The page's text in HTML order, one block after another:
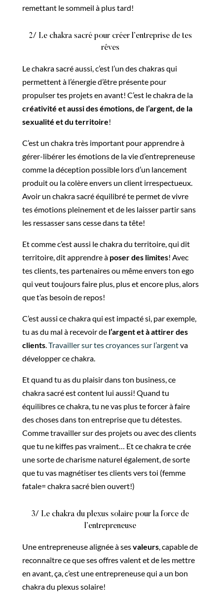
remettant le sommeil à plus tard!
2/ Le chakra sacré pour créer l’entreprise de tes
rêves
Le chakra sacré aussi, c’est l’un des chakras qui
permettent à l’énergie d’être présente pour
propulser tes projets en avant! C’est le chakra de la
créativité et aussi des émotions, de l’argent, de la
sexualité et du territoire!
C’est un chakra très important pour apprendre à
gérer-libérer les émotions de la vie d’entrepreneuse
comme la déception possible lors d’un lancement
produit ou la colère envers un client irrespectueux.
Avoir un chakra sacré équilibré te permet de vivre
tes émotions pleinement et de les laisser partir sans
les ressasser sans cesse dans ta tête!
Et comme c’est aussi le chakra du territoire, qui dit
territoire, dit apprendre à poser des limites! Avec
tes clients, tes partenaires ou même envers ton ego
qui veut toujours faire plus, plus et encore plus, alors
que t’as besoin de repos!
C’est aussi ce chakra qui est impacté si, par exemple,
tu as du mal à recevoir del’argent et à attirer des
clients.Travailler sur tes croyances sur l’argentva
développer ce chakra.
Et quand tu as du plaisir dans ton business, ce
chakra sacré est content lui aussi! Quand tu
équilibres ce chakra, tu ne vas plus te forcer à faire
des choses dans ton entreprise que tu détestes.
Comme travailler sur des projets ou avec des clients
que tu ne kiffes pas vraiment… Et ce chakra te crée
une sorte de charisme naturel également, de sorte
que tu vas magnétiser tes clients vers toi (femme
fatale= chakra sacré bien ouvert!)
3/ Le chakra du plexus solaire pour la force de
l’entrepreneuse
Une entrepreneuse alignée à sesvaleurs, capable de
reconnaître ce que ses offres valent et de les mettre
en avant, ça, c’est une entrepreneuse qui a un bon
chakra du plexus solaire!